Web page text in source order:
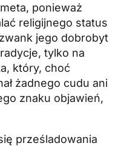
ponieważ
religijnego status
jego dobrobyt
tylko na
który, choć
żadnego cudu ani
znaku objawień,
prześladowania